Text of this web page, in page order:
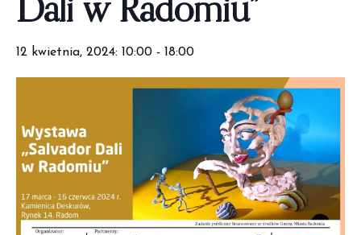
Dali w Radomiu”
12 kwietnia, 2024: 10:00 - 18:00